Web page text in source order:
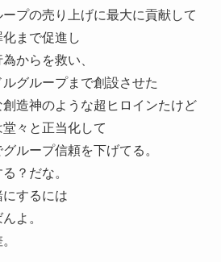
プの売り上げに最大に貢献して
まで促進し
からを救い、
グループまで創設させた
造神のような超ヒロインたけど
々と正当化して
ループ信頼を下げてる。
？だな。
するには
よ。